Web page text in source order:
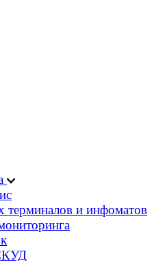
и инфоматов
касс